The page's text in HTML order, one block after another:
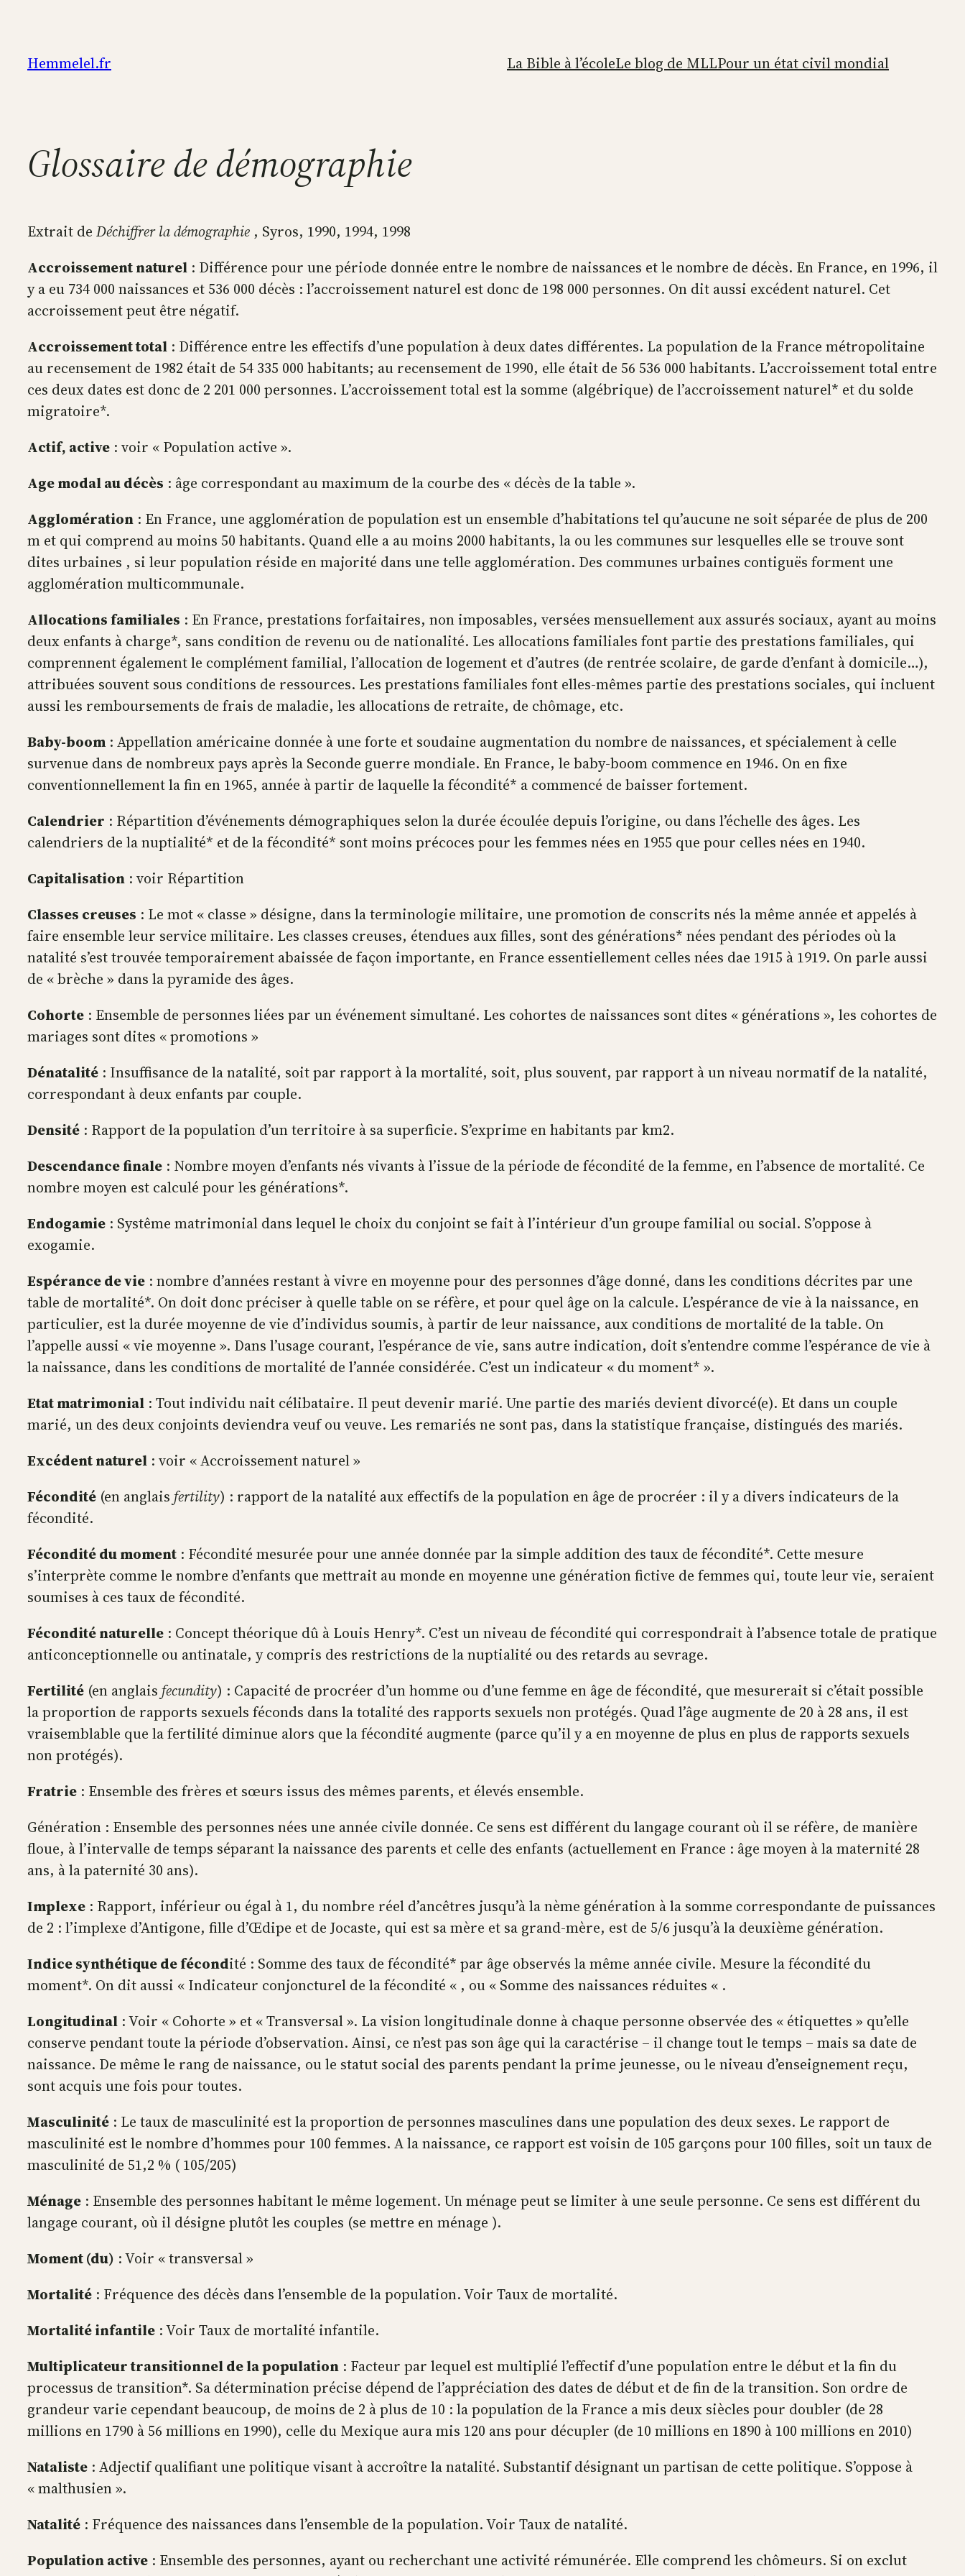
contenu
Hemmelel.fr La Bible à l’écoleLe blog de MLLPour un état civil mondial
Glossaire de démographie
Extrait de Déchiffrer la démographie , Syros, 1990, 1994, 1998
Accroissement naturel : Différence pour une période donnée entre le nombre de naissances et le nombre de décès. En France, en 1996, il
y a eu 734 000 naissances et 536 000 décès : l’accroissement naturel est donc de 198 000 personnes. On dit aussi excédent naturel. Cet
accroissement peut être négatif.
Accroissement total : Différence entre les effectifs d’une population à deux dates différentes. La population de la France métropolitaine
au recensement de 1982 était de 54 335 000 habitants; au recensement de 1990, elle était de 56 536 000 habitants. L’accroissement total entre
ces deux dates est donc de 2 201 000 personnes. L’accroissement total est la somme (algébrique) de l’accroissement naturel* et du solde
migratoire*.
Actif, active : voir « Population active ».
Age modal au décès : âge correspondant au maximum de la courbe des « décès de la table ».
Agglomération : En France, une agglomération de population est un ensemble d’habitations tel qu’aucune ne soit séparée de plus de 200
m et qui comprend au moins 50 habitants. Quand elle a au moins 2000 habitants, la ou les communes sur lesquelles elle se trouve sont
dites urbaines , si leur population réside en majorité dans une telle agglomération. Des communes urbaines contiguës forment une
agglomération multicommunale.
Allocations familiales : En France, prestations forfaitaires, non imposables, versées mensuellement aux assurés sociaux, ayant au moins
deux enfants à charge*, sans condition de revenu ou de nationalité. Les allocations familiales font partie des prestations familiales, qui
comprennent également le complément familial, l’allocation de logement et d’autres (de rentrée scolaire, de garde d’enfant à domicile…),
attribuées souvent sous conditions de ressources. Les prestations familiales font elles-mêmes partie des prestations sociales, qui incluent
aussi les remboursements de frais de maladie, les allocations de retraite, de chômage, etc.
Baby-boom : Appellation américaine donnée à une forte et soudaine augmentation du nombre de naissances, et spécialement à celle
survenue dans de nombreux pays après la Seconde guerre mondiale. En France, le baby-boom commence en 1946. On en fixe
conventionnellement la fin en 1965, année à partir de laquelle la fécondité* a commencé de baisser fortement.
Calendrier : Répartition d’événements démographiques selon la durée écoulée depuis l’origine, ou dans l’échelle des âges. Les
calendriers de la nuptialité* et de la fécondité* sont moins précoces pour les femmes nées en 1955 que pour celles nées en 1940.
Capitalisation : voir Répartition
Classes creuses : Le mot « classe » désigne, dans la terminologie militaire, une promotion de conscrits nés la même année et appelés à
faire ensemble leur service militaire. Les classes creuses, étendues aux filles, sont des générations* nées pendant des périodes où la
natalité s’est trouvée temporairement abaissée de façon importante, en France essentiellement celles nées dae 1915 à 1919. On parle aussi
de « brèche » dans la pyramide des âges.
Cohorte : Ensemble de personnes liées par un événement simultané. Les cohortes de naissances sont dites « générations », les cohortes de
mariages sont dites « promotions »
Dénatalité : Insuffisance de la natalité, soit par rapport à la mortalité, soit, plus souvent, par rapport à un niveau normatif de la natalité,
correspondant à deux enfants par couple.
Densité : Rapport de la population d’un territoire à sa superficie. S’exprime en habitants par km2.
Descendance finale : Nombre moyen d’enfants nés vivants à l’issue de la période de fécondité de la femme, en l’absence de mortalité. Ce
nombre moyen est calculé pour les générations*.
Endogamie : Systême matrimonial dans lequel le choix du conjoint se fait à l’intérieur d’un groupe familial ou social. S’oppose à
exogamie.
Espérance de vie : nombre d’années restant à vivre en moyenne pour des personnes d’âge donné, dans les conditions décrites par une
table de mortalité*. On doit donc préciser à quelle table on se réfère, et pour quel âge on la calcule. L’espérance de vie à la naissance, en
particulier, est la durée moyenne de vie d’individus soumis, à partir de leur naissance, aux conditions de mortalité de la table. On
l’appelle aussi « vie moyenne ». Dans l’usage courant, l’espérance de vie, sans autre indication, doit s’entendre comme l’espérance de vie à
la naissance, dans les conditions de mortalité de l’année considérée. C’est un indicateur « du moment* ».
Etat matrimonial : Tout individu nait célibataire. Il peut devenir marié. Une partie des mariés devient divorcé(e). Et dans un couple
marié, un des deux conjoints deviendra veuf ou veuve. Les remariés ne sont pas, dans la statistique française, distingués des mariés.
Excédent naturel : voir « Accroissement naturel »
Fécondité (en anglais fertility) : rapport de la natalité aux effectifs de la population en âge de procréer : il y a divers indicateurs de la
fécondité.
Fécondité du moment : Fécondité mesurée pour une année donnée par la simple addition des taux de fécondité*. Cette mesure
s’interprète comme le nombre d’enfants que mettrait au monde en moyenne une génération fictive de femmes qui, toute leur vie, seraient
soumises à ces taux de fécondité.
Fécondité naturelle : Concept théorique dû à Louis Henry*. C’est un niveau de fécondité qui correspondrait à l’absence totale de pratique
anticonceptionnelle ou antinatale, y compris des restrictions de la nuptialité ou des retards au sevrage.
Fertilité (en anglais fecundity) : Capacité de procréer d’un homme ou d’une femme en âge de fécondité, que mesurerait si c’était possible
la proportion de rapports sexuels féconds dans la totalité des rapports sexuels non protégés. Quad l’âge augmente de 20 à 28 ans, il est
vraisemblable que la fertilité diminue alors que la fécondité augmente (parce qu’il y a en moyenne de plus en plus de rapports sexuels
non protégés).
Fratrie : Ensemble des frères et sœurs issus des mêmes parents, et élevés ensemble.
Génération : Ensemble des personnes nées une année civile donnée. Ce sens est différent du langage courant où il se réfère, de manière
floue, à l’intervalle de temps séparant la naissance des parents et celle des enfants (actuellement en France : âge moyen à la maternité 28
ans, à la paternité 30 ans).
Implexe : Rapport, inférieur ou égal à 1, du nombre réel d’ancêtres jusqu’à la nème génération à la somme correspondante de puissances
de 2 : l’implexe d’Antigone, fille d’Œdipe et de Jocaste, qui est sa mère et sa grand-mère, est de 5/6 jusqu’à la deuxième génération.
Indice synthétique de fécondité : Somme des taux de fécondité* par âge observés la même année civile. Mesure la fécondité du
moment*. On dit aussi « Indicateur conjoncturel de la fécondité « , ou « Somme des naissances réduites « .
Longitudinal : Voir « Cohorte » et « Transversal ». La vision longitudinale donne à chaque personne observée des « étiquettes » qu’elle
conserve pendant toute la période d’observation. Ainsi, ce n’est pas son âge qui la caractérise – il change tout le temps – mais sa date de
naissance. De même le rang de naissance, ou le statut social des parents pendant la prime jeunesse, ou le niveau d’enseignement reçu,
sont acquis une fois pour toutes.
Masculinité : Le taux de masculinité est la proportion de personnes masculines dans une population des deux sexes. Le rapport de
masculinité est le nombre d’hommes pour 100 femmes. A la naissance, ce rapport est voisin de 105 garçons pour 100 filles, soit un taux de
masculinité de 51,2 % ( 105/205)
Ménage : Ensemble des personnes habitant le même logement. Un ménage peut se limiter à une seule personne. Ce sens est différent du
langage courant, où il désigne plutôt les couples (se mettre en ménage ).
Moment (du) : Voir « transversal »
Mortalité : Fréquence des décès dans l’ensemble de la population. Voir Taux de mortalité.
Mortalité infantile : Voir Taux de mortalité infantile.
Multiplicateur transitionnel de la population : Facteur par lequel est multiplié l’effectif d’une population entre le début et la fin du
processus de transition*. Sa détermination précise dépend de l’appréciation des dates de début et de fin de la transition. Son ordre de
grandeur varie cependant beaucoup, de moins de 2 à plus de 10 : la population de la France a mis deux siècles pour doubler (de 28
millions en 1790 à 56 millions en 1990), celle du Mexique aura mis 120 ans pour décupler (de 10 millions en 1890 à 100 millions en 2010)
Nataliste : Adjectif qualifiant une politique visant à accroître la natalité. Substantif désignant un partisan de cette politique. S’oppose à
« malthusien ».
Natalité : Fréquence des naissances dans l’ensemble de la population. Voir Taux de natalité.
Population active : Ensemble des personnes, ayant ou recherchant une activité rémunérée. Elle comprend les chômeurs. Si on exclut